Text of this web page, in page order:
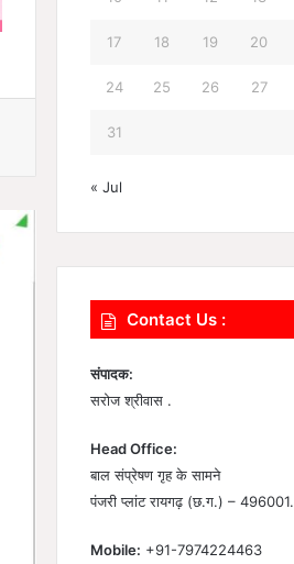
17 18 19 20
24 25 26 27
31
« Jul
Contact Us :
संपादक:
सरोज श्रीवास .
Head Office:
बाल संप्रेषण गृह के सामने
पंजरी प्लांट रायगढ़ (छ.ग.) – 496001.
Mobile: +91-7974224463